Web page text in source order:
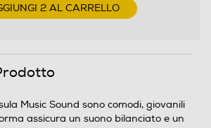
via USB Type-C in W
via USB Type-C in W
USB PD (Power Delivery)
2 AL CARRELLO
Music Sound sono comodi, giovanili
assicura un suono bilanciato e un